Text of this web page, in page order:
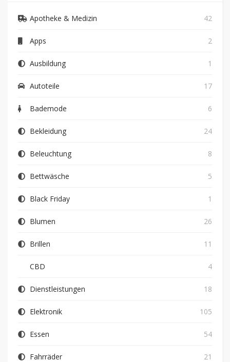
Apotheke & Medizin 42
Apps 2
Ausbildung 1
Autoteile 17
Bademode 6
Bekleidung 24
Beleuchtung 8
Bettwäsche 5
Black Friday 1
Blumen 26
Brillen 11
CBD 4
Dienstleistungen 18
Elektronik 105
Essen 54
Fahrräder 21